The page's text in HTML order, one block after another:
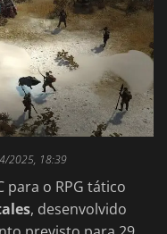
2025, 18:39
para o RPG tático
, desenvolvido